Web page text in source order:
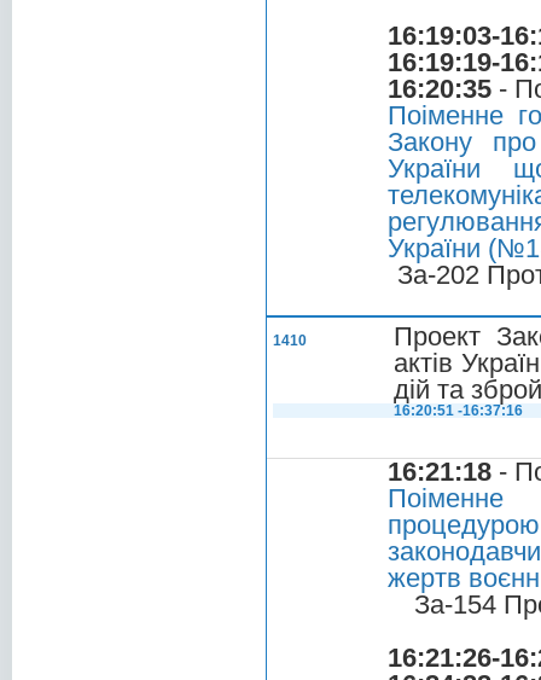
16:19:03-
16:19:19-
16:20:35 -
Поіменне
Закону
України
України
За-202
1410
Проект
актів
дій та
16:20:51 -16:37:16
16:21:18 -
Поіменне
жертв
За-154
16:21:26-